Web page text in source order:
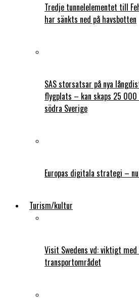
Tredje tunnelelementet till
har sänkts ned på havsbotten
SAS storsatsar på nya
flygplats – kan skaps 25 000
södra Sverige
Europas digitala strategi –
Turism/kultur
Visit Swedens vd: viktigt
transportområdet